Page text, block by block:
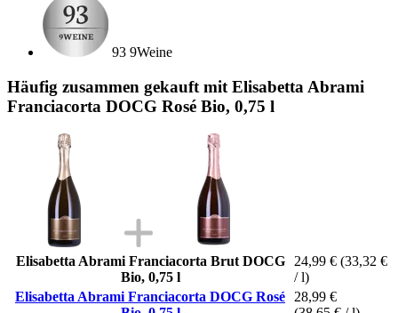
93 9Weine
Häufig zusammen gekauft mit Elisabetta Abrami
Franciacorta DOCG Rosé Bio, 0,75 l
Elisabetta Abrami Franciacorta Brut DOCG
Bio, 0,75 l
24,99 € (33,32 €
/ l)
Elisabetta Abrami Franciacorta DOCG Rosé
28,99 €